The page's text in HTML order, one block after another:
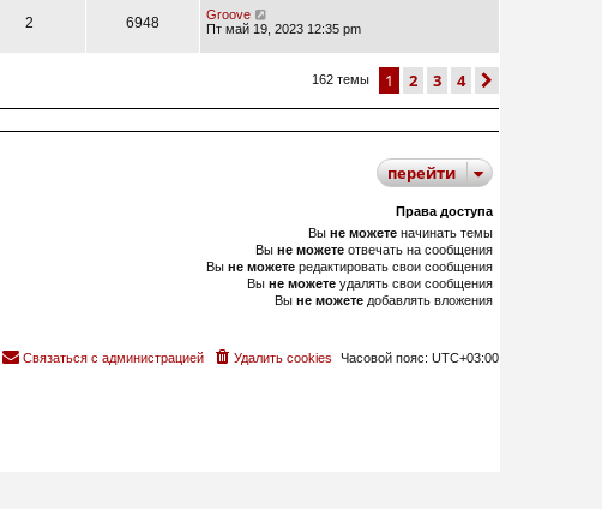
2 6948
Groove
Пт май 19, 2023 12:35 pm
162 темы 1 2 3 4
перейти
Права доступа
Вы не можете начинать темы
Вы не можете отвечать на сообщения
Вы не можете редактировать свои сообщения
Вы не можете удалять свои сообщения
Вы не можете добавлять вложения
Часовой пояс: UTC+03:00
Удалить cookies
Связаться с администрацией